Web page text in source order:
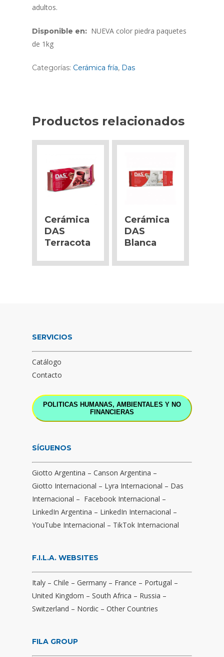
adultos.
Disponible en: NUEVA color piedra paquetes
de 1kg
Categorías: Cerámica fría, Das
Productos relacionados
Cerámica
DAS
Terracota
Cerámica
DAS
Blanca
SERVICIOS
Catálogo
Contacto
POLITICAS HUMANAS, AMBIENTALES Y NO
FINANCIERAS
SÍGUENOS
Giotto Argentina – Canson Argentina –
Giotto Internacional – Lyra Internacional – Das
Internacional – Facebook Internacional –
LinkedIn Argentina – LinkedIn Internacional –
YouTube Internacional – TikTok Internacional
F.I.L.A. WEBSITES
Italy – Chile – Germany – France – Portugal –
United Kingdom – South Africa – Russia –
Switzerland – Nordic – Other Countries
FILA GROUP